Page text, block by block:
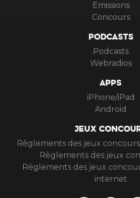
Emissions
Concours
PODCASTS
Podcasts
Webradios
APPS
iPhone/iPad
Android
JEUX
Règlements des jeux
Règlements des jeux
Règlements des jeux
internet